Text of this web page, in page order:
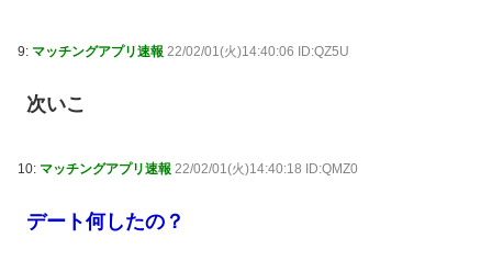
9: マッチングアプリ速報 22/02/01(火)14:40:06 ID:QZ5U
次いこ
10: マッチングアプリ速報 22/02/01(火)14:40:18 ID:QMZ0
デート何したの？